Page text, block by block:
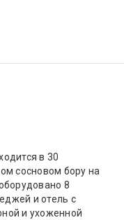
в 30
сосновом бору на
8
и отель с
и ухоженной